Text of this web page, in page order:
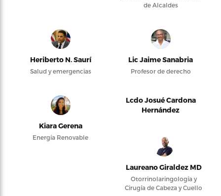
de Alcaldes
Heriberto N. Saurí
Salud y emergencias
Lic Jaime Sanabria
Profesor de derecho
Kiara Gerena
Energía Renovable
Lcdo Josué Cardona
Hernández
Laureano Giraldez MD
Otorrinolaringología y
Cirugía de Cabeza y Cuello